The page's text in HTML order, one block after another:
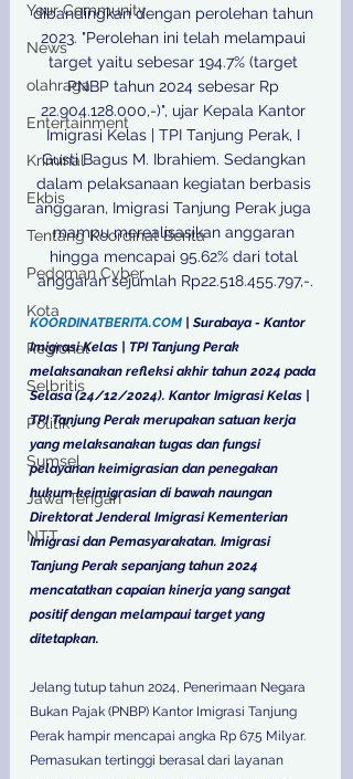
Your Community
News
olahraga
Entertainment
Kriminal
Ekbis
Tentang Koordinat Berita
Pedoman Cyber
Kota
Regional
Selbritis
Politik
Sumsel
Jawa Tengah
NTT
dibandingkan dengan perolehan tahun
2023. "Perolehan ini telah melampaui
target yaitu sebesar 194.7% (target
PNBP tahun 2024 sebesar Rp
22.904.128.000,-)", ujar Kepala Kantor
Imigrasi Kelas | TPI Tanjung Perak, I
Gusti Bagus M. Ibrahiem. Sedangkan
dalam pelaksanaan kegiatan berbasis
anggaran, Imigrasi Tanjung Perak juga
mampu merealisasikan anggaran
hingga mencapai 95.62% dari total
anggaran sejumlah Rp22.518.455.797,-.
KOORDINATBERITA.COM | Surabaya - Kantor
Imigrasi Kelas | TPI Tanjung Perak
melaksanakan refleksi akhir tahun 2024 pada
Selasa (24/12/2024). Kantor Imigrasi Kelas |
TPI Tanjung Perak merupakan satuan kerja
yang melaksanakan tugas dan fungsi
pelayanan keimigrasian dan penegakan
hukum keimigrasian di bawah naungan
Direktorat Jenderal Imigrasi Kementerian
Imigrasi dan Pemasyarakatan. Imigrasi
Tanjung Perak sepanjang tahun 2024
mencatatkan capaian kinerja yang sangat
positif dengan melampaui target yang
ditetapkan.
Jelang tutup tahun 2024, Penerimaan Negara
Bukan Pajak (PNBP) Kantor Imigrasi Tanjung
Perak hampir mencapai angka Rp 67.5 Milyar.
Pemasukan tertinggi berasal dari layanan